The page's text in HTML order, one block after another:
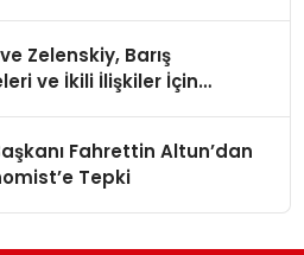
Zelenskiy, Barış
ve İkili İlişkiler İçin
Fahrettin Altun’dan
Tepki